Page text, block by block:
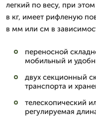
легкий по весу, при
в кг, имеет рифленую
в мм или см в
переносной
мобильный и
двух секционный
транспорта и
телескопический
регулируемая